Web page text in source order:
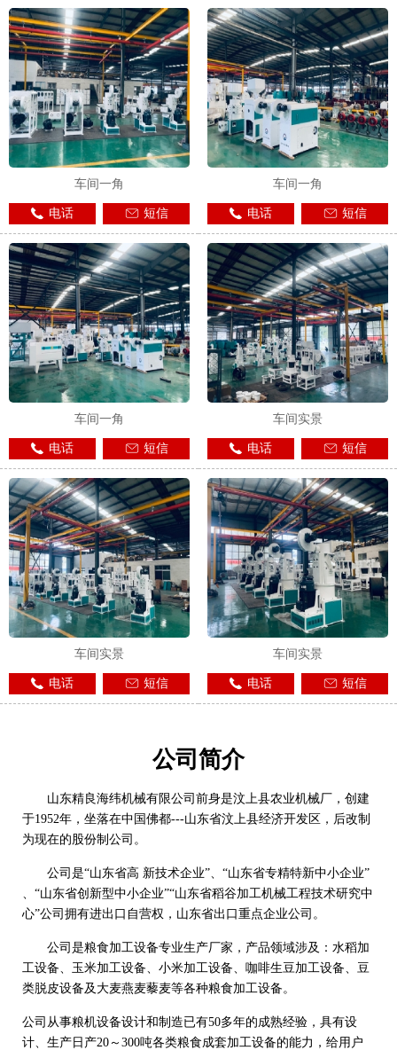
车间一角
电话 短信
车间一角
电话 短信
车间一角
电话 短信
车间实景
电话 短信
车间实景
电话 短信
车间实景
电话 短信
公司简介
山东精良海纬机械有限公司前身是汶上县农业机械厂，创建
于1952年，坐落在中国佛都---山东省汶上县经济开发区，后改制
为现在的股份制公司。
公司是“山东省高 新技术企业”、“山东省专精特新中小企业”
、“山东省创新型中小企业”“山东省稻谷加工机械工程技术研究中
心”公司拥有进出口自营权，山东省出口重点企业公司。
公司是粮食加工设备专业生产厂家，产品领域涉及：水稻加
工设备、玉米加工设备、小米加工设备、咖啡生豆加工设备、豆
类脱皮设备及大麦燕麦藜麦等各种粮食加工设备。
公司从事粮机设备设计和制造已有50多年的成熟经验，具有设
计、生产日产20～300吨各类粮食成套加工设备的能力，给用户